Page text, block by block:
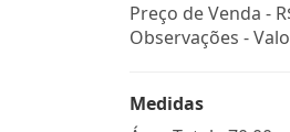
Preço de Venda -
Observações -
Medidas